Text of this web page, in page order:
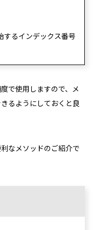
するインデックス番号
で使用しますので、メ
るようにしておくと良
なメソッドのご紹介で